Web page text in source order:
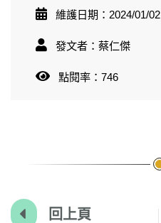
維護日期：2024/01/02
發文者：蔡仁傑
點閱率：746
回上頁